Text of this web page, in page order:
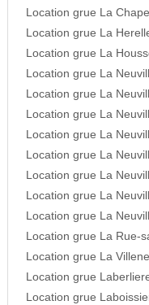
Location grue La
Location grue La
Location grue La
Location grue La
Location grue La
Location grue La
Location grue La
Location grue La
Location grue La
Location grue La
Location grue La
Location grue La Rue-
Location grue La
Location grue
Location grue